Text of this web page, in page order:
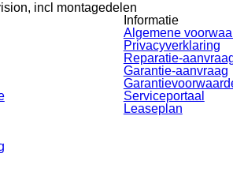
incl montagedelen
Informatie
Algemene
Privacyverklaring
Reparatie-
Garantie-aanvraag
Serviceportaal
Leaseplan